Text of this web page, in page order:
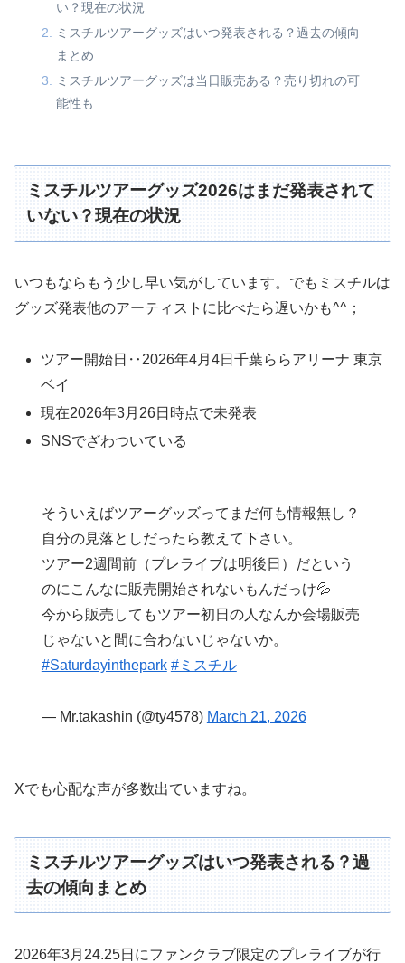
い？現在の状況
ミスチルツアーグッズはいつ発表される？過去の傾向
まとめ
ミスチルツアーグッズは当日販売ある？売り切れの可
能性も
ミスチルツアーグッズ2026はまだ発表されて
いない？現在の状況
いつもならもう少し早い気がしています。でもミスチルは
グッズ発表他のアーティストに比べたら遅いかも^^；
ツアー開始日‥2026年4月4日千葉ららアリーナ 東京
ベイ
現在2026年3月26日時点で未発表
SNSでざわついている
そういえばツアーグッズってまだ何も情報無し？
自分の見落としだったら教えて下さい。
ツアー2週間前（プレライブは明後日）だという
のにこんなに販売開始されないもんだっけ💦
今から販売してもツアー初日の人なんか会場販売
じゃないと間に合わないじゃないか。
#Saturdayinthepark #ミスチル
— Mr.takashin (@ty4578) March 21, 2026
Xでも心配な声が多数出ていますね。
ミスチルツアーグッズはいつ発表される？過
去の傾向まとめ
2026年3月24.25日にファンクラブ限定のプレライブが行